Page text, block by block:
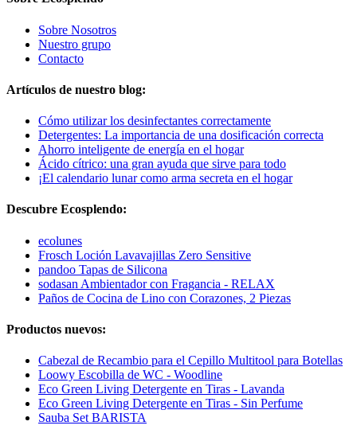
Sobre Nosotros
Nuestro grupo
Contacto
Artículos de nuestro blog:
Cómo utilizar los desinfectantes correctamente
Detergentes: La importancia de una dosificación correcta
Ahorro inteligente de energía en el hogar
Ácido cítrico: una gran ayuda que sirve para todo
¡El calendario lunar como arma secreta en el hogar
Descubre Ecosplendo:
ecolunes
Frosch Loción Lavavajillas Zero Sensitive
pandoo Tapas de Silicona
sodasan Ambientador con Fragancia - RELAX
Paños de Cocina de Lino con Corazones, 2 Piezas
Productos nuevos:
Cabezal de Recambio para el Cepillo Multitool para Botellas
Loowy Escobilla de WC - Woodline
Eco Green Living Detergente en Tiras - Lavanda
Eco Green Living Detergente en Tiras - Sin Perfume
Sauba Set BARISTA